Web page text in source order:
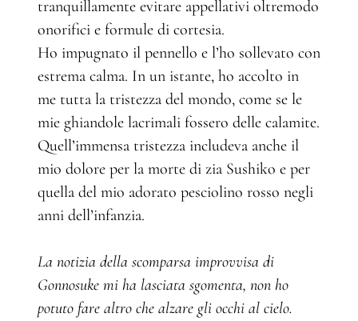
tranquillamente evitare appellativi oltremodo
onorifici e formule di cortesia.
Ho impugnato il pennello e l’ho sollevato con
estrema calma. In un istante, ho accolto in
me tutta la tristezza del mondo, come se le
mie ghiandole lacrimali fossero delle calamite.
Quell’immensa tristezza includeva anche il
mio dolore per la morte di zia Sushiko e per
quella del mio adorato pesciolino rosso negli
anni dell’infanzia.
La notizia della scomparsa improvvisa di
Gonnosuke mi ha lasciata sgomenta, non ho
potuto fare altro che alzare gli occhi al cielo.